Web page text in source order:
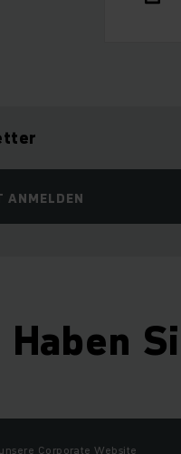
ANMELDEN
Haben
Corporate Website